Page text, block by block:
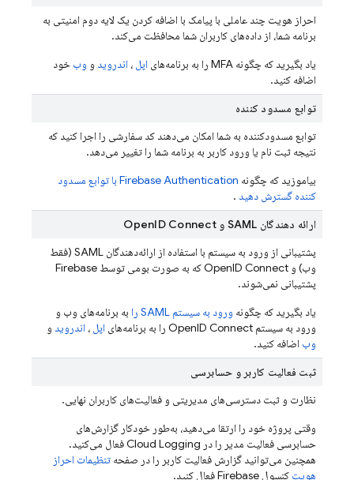
احراز هویت چند عاملی با پیامک با اضافه کردن یک لایه دوم امنیتی به
برنامه شما، از داده‌های کاربران شما محافظت می‌کند.
یاد بگیرید که چگونه MFA را به برنامه‌های
اپل، اندرویدو وبخود
اضافه کنید.
توابع مسدود کننده
توابع مسدودکننده به شما امکان می‌دهند کد سفارشی را اجرا کنید که
نتیجه ثبت نام یا ورود کاربر به برنامه شما را تغییر می‌دهد.
بیاموزید که چگونه Firebase Authenticationبا توابع مسدود
کننده گسترش دهید.
ارائه دهندگان SAML و OpenID Connect
پشتیبانی از ورود به سیستم با استفاده از ارائه‌دهندگان SAML (فقط
وب) و OpenID Connect که به صورت بومی توسط Firebase
پشتیبانی نمی‌شوند.
یاد بگیرید که چگونه ورود به سیستم SAML را
به برنامه‌های وب و
ورود به سیستم OpenID Connect را به برنامه‌های
اپل، اندرویدو
وباضافه کنید.
ثبت فعالیت کاربر و حسابرسی
نظارت و ثبت دسترسی‌های مدیریتی و فعالیت‌های کاربران نهایی.
وقتی پروژه خود را ارتقا می‌دهید، به‌طور خودکار گزارش‌های
حسابرسی فعالیت مدیر را در Cloud Logging فعال می‌کنید.
همچنین می‌توانید گزارش فعالیت کاربر را در صفحه تنظیمات احراز
هویتکنسول Firebaseفعال کنید.